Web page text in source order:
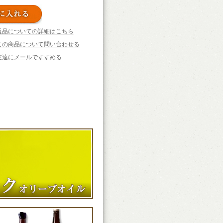
品についての詳細はこちら
の商品について問い合わせる
達にメールですすめる